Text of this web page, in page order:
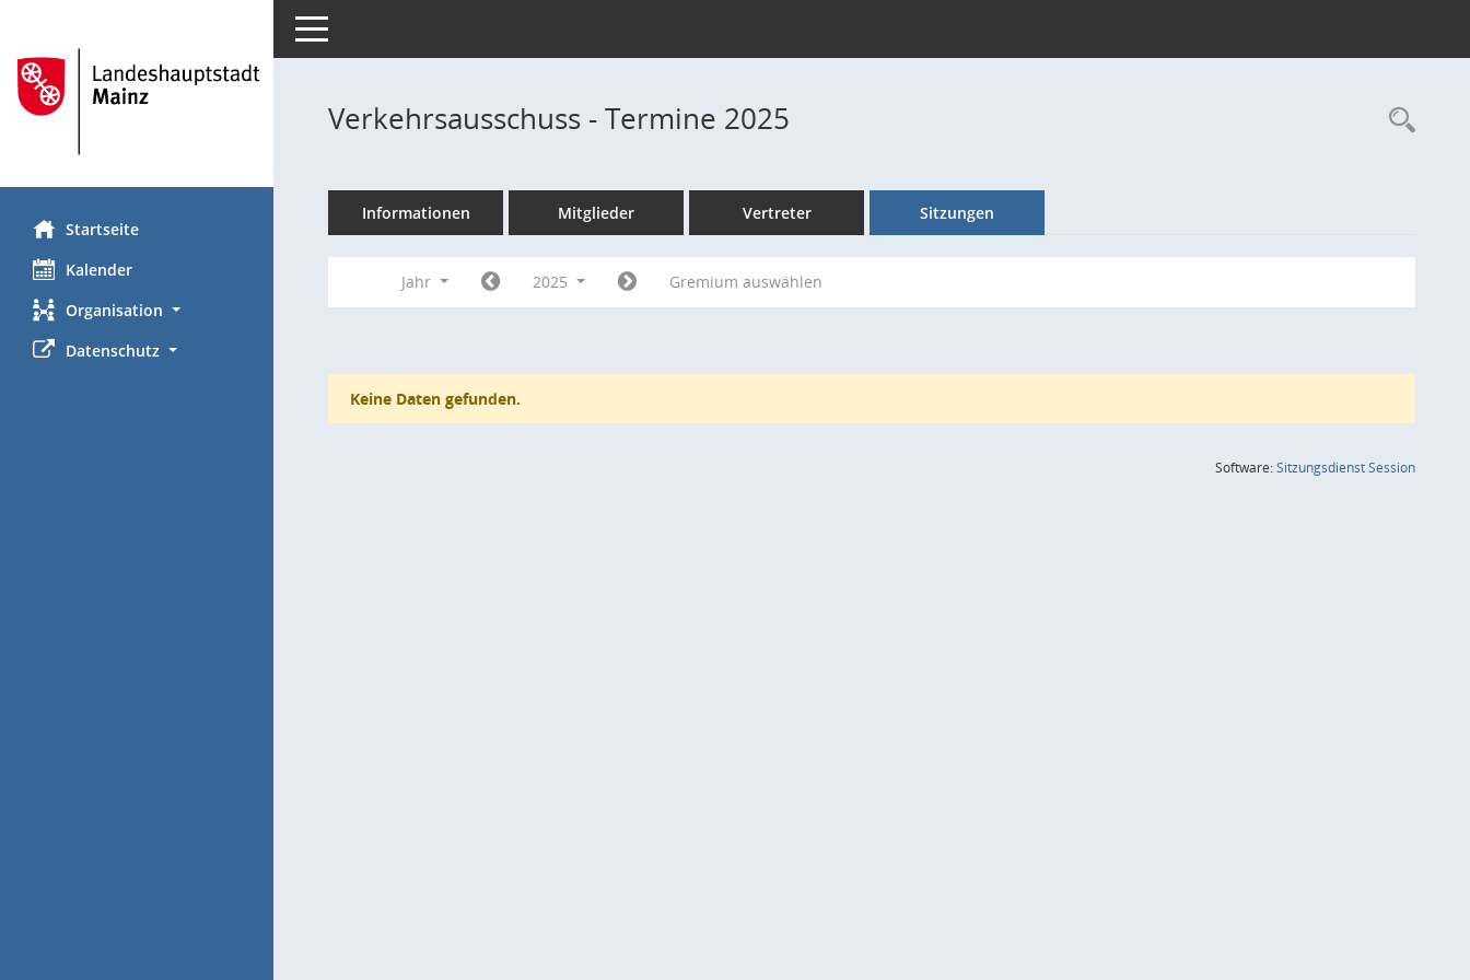
Startseite
Kalender
Organisation
Datenschutz
Toggle navigation
Verkehrsausschuss - Termine 2025
Informationen Mitglieder Vertreter Sitzungen
Jahr 2025 Gremium auswählen
Keine Daten gefunden.
Software:SitzungsdienstSession(Wird in